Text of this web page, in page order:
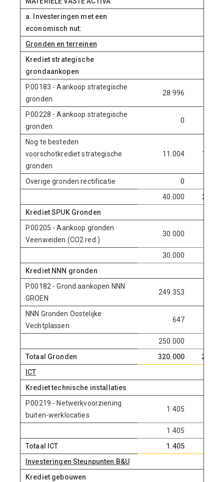
a. Investeringen met een
economisch nut:
Gronden en terreinen
Krediet strategische
grondaankopen
P.00183 - Aankoop strategische
gronden
28.996
P.00228 - Aankoop strategische
gronden
0
Nog te besteden
voorschotkrediet strategische
gronden
11.004 17.240
Overige gronden rectificatie 0
40.000
20.000
Krediet SPUK Gronden
P.00205 - Aankoop gronden
Veenweiden (CO2 red.)
30.000
30.000
Krediet NNN gronden
P.00182 - Grond aankopen NNN
GROEN
249.353
NNN Gronden Oostelijke
Vechtplassen
647
250.000
Totaal Gronden
320.000
20.000
ICT
Krediet technische installaties
P.00219 - Netwerkvoorziening
buiten-werklocaties
1.405
1.405
Totaal ICT
1.405
Investeringen Steunpunten B&U
Krediet gebouwen